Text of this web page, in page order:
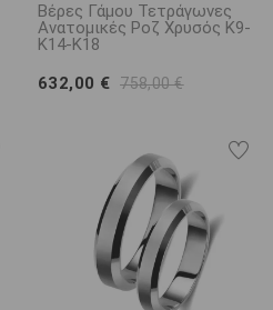
Βέρες Γάμου Τετράγωνες
Ανατομικές Ροζ Χρυσός Κ9-
Κ14-Κ18
632,00 € 758,00 €